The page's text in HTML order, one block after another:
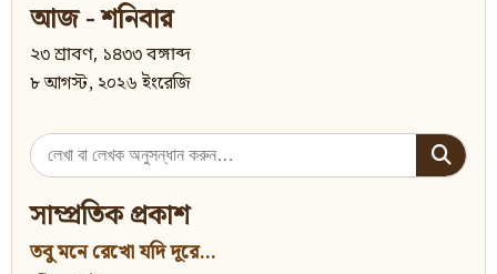
আজ - শনিবার
২৩ শ্রাবণ, ১৪৩৩ বঙ্গাব্দ
৮ আগস্ট, ২০২৬ ইংরেজি
Search
for:
সাম্প্রতিক প্রকাশ
তবু মনে রেখো যদি দূরে...